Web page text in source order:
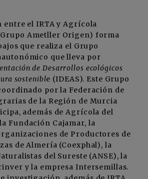
entre el IRTA y Agrícola
Ametller Origen) forma
que realiza el Grupo
que lleva por
de Desarrollos ecológicos
sostenible (IDEAS). Este Grupo
por la Federación de
de la Región de Murcia
además de Agrícola del
Fundación Cajamar, la
de Productores de
de Almería (Coexphal), la
del Sureste (ANSE), la
y la empresa Intersemillas.